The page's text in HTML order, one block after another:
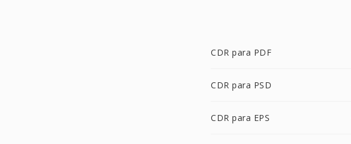
CDR para PDF
CDR para PSD
CDR para EPS